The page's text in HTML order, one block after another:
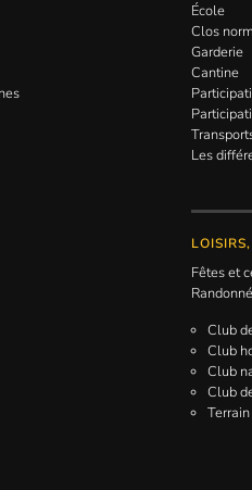
École
Clos
Garderie
Cantine
Les
Fêtes et
Club
Club
Club
Club